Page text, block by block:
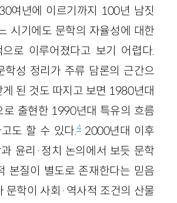
여년에 이르기까지 100년 남짓
시기에도 문학의 자율성에 대한
로 이루어졌다고 보기 어렵다.
학성 정리가 주류 담론의 근간으
된 것도 따지고 보면 1980년대
로 출현한 1990년대 특유의 흐름
도 할 수 있다.42000년대 이후
윤리·정치 논의에서 보듯 문학
본질이 별도로 존재한다는 믿음
문학이 사회·역사적 조건의 산물